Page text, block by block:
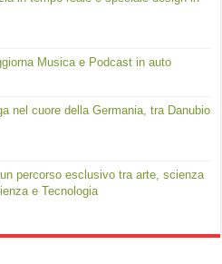
Musica e Podcast in auto
nel cuore della Germania, tra Danubio
percorso esclusivo tra arte, scienza
e Tecnologia